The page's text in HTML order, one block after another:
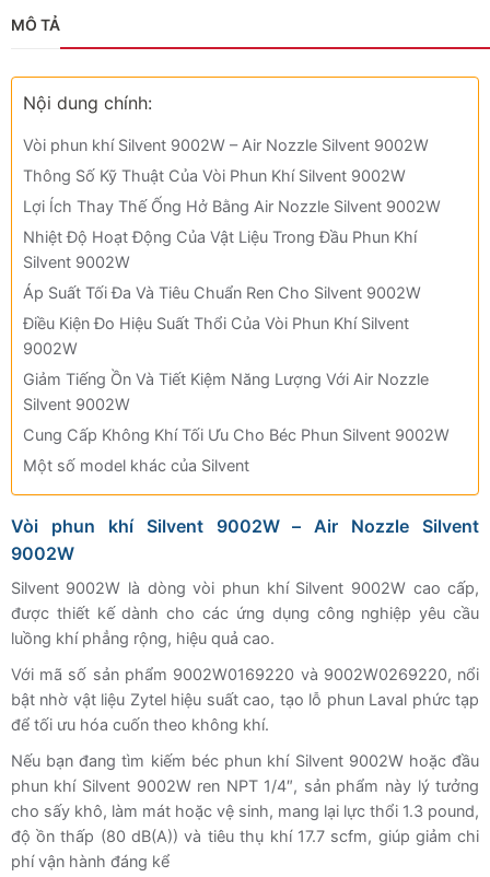
MÔ TẢ
Nội dung chính:
Vòi phun khí Silvent 9002W – Air Nozzle Silvent 9002W
Thông Số Kỹ Thuật Của Vòi Phun Khí Silvent 9002W
Lợi Ích Thay Thế Ống Hở Bằng Air Nozzle Silvent 9002W
Nhiệt Độ Hoạt Động Của Vật Liệu Trong Đầu Phun Khí
Silvent 9002W
Áp Suất Tối Đa Và Tiêu Chuẩn Ren Cho Silvent 9002W
Điều Kiện Đo Hiệu Suất Thổi Của Vòi Phun Khí Silvent
9002W
Giảm Tiếng Ồn Và Tiết Kiệm Năng Lượng Với Air Nozzle
Silvent 9002W
Cung Cấp Không Khí Tối Ưu Cho Béc Phun Silvent 9002W
Một số model khác của Silvent
Vòi phun khí Silvent 9002W – Air Nozzle Silvent
9002W
Silvent 9002W là dòng vòi phun khí Silvent 9002W cao cấp,
được thiết kế dành cho các ứng dụng công nghiệp yêu cầu
luồng khí phẳng rộng, hiệu quả cao.
Với mã số sản phẩm 9002W0169220 và 9002W0269220, nổi
bật nhờ vật liệu Zytel hiệu suất cao, tạo lỗ phun Laval phức tạp
để tối ưu hóa cuốn theo không khí.
Nếu bạn đang tìm kiếm béc phun khí Silvent 9002W hoặc đầu
phun khí Silvent 9002W ren NPT 1/4″, sản phẩm này lý tưởng
cho sấy khô, làm mát hoặc vệ sinh, mang lại lực thổi 1.3 pound,
độ ồn thấp (80 dB(A)) và tiêu thụ khí 17.7 scfm, giúp giảm chi
phí vận hành đáng kể